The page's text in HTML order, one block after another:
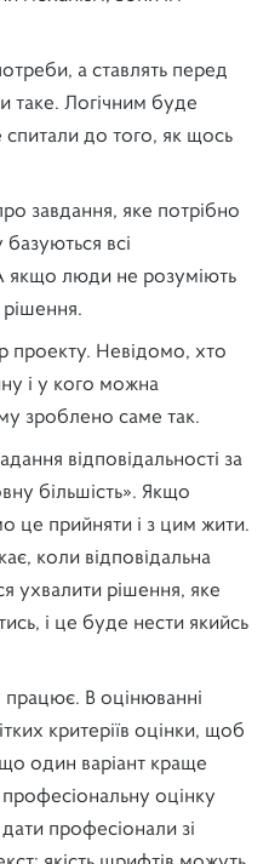
а ставлять перед
таке. Логічним буде
до того, як щось
завдання, яке потрібно
базуються всі
якщо люди не розуміють
проекту. Невідомо, хто
і у кого можна
зроблено саме так.
відповідальності за
більшість». Якщо
це прийняти і з цим жити.
коли відповідальна
ухвалити рішення, яке
і це буде нести якийсь
працює. В оцінюванні
критеріїв оцінки, щоб
один варіант краще
оцінку
професіонали зі